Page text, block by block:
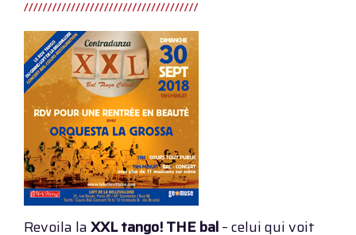
Revoila laXXL tango! THE bal– celui qui voit